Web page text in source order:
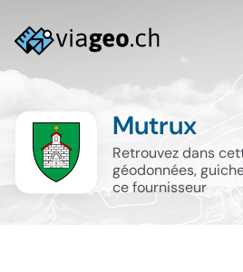
Mutrux
Retrouvez dans
géodonnées,
ce fournisseur